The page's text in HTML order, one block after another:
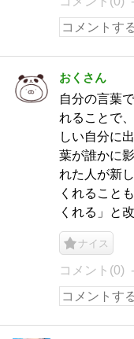
おくさん
自分の言葉
れることで
しい自分に
葉が誰かに
れた人が新
くれること
くれる」と
ナイス
コメント(0)